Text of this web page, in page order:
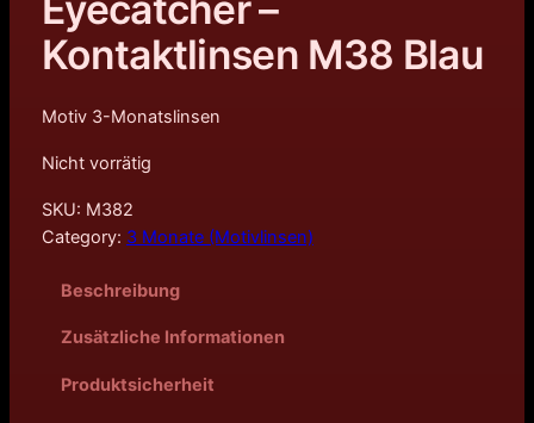
Kontaktlinsen M38 Blau
Motiv 3-Monatslinsen
Nicht vorrätig
SKU: M382
Category: 3 Monate (Motivlinsen)
Beschreibung
Zusätzliche Informationen
Produktsicherheit